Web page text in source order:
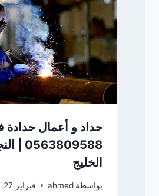
حداد و أعمال حدادة
الخليج
بواسطة ahmed فبراير 27, 2024